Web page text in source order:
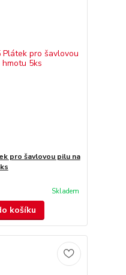
pro šavlovou pilu na
Skladem
košíku